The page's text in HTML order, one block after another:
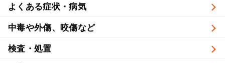
よくある症状・病気
中毒や外傷、咬傷など
検査・処置